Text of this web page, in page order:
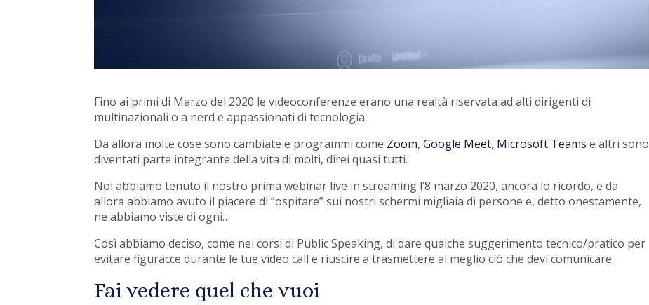
Fino ai primi di Marzo del 2020 le videoconferenze erano una realtà riservata ad alti dirigenti di
multinazionali o a nerd e appassionati di tecnologia.
Da allora molte cose sono cambiate e programmi come Zoom,Google Meet, Microsoft Teams e altri sono
diventati parte integrante della vita di molti, direi quasi tutti.
Noi abbiamo tenuto il nostro prima webinar live in streaming l’8 marzo 2020, ancora lo ricordo, e da
allora abbiamo avuto il piacere di “ospitare” sui nostri schermi migliaia di persone e, detto onestamente,
ne abbiamo viste di ogni…
Così abbiamo deciso, come nei corsi di Public Speaking, di dare qualche suggerimento tecnico/pratico per
evitare figuracce durante le tue video call e riuscire a trasmettere al meglio ciò che devi comunicare.
Fai vedere quel che vuoi